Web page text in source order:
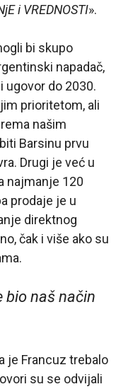
i VREDNOSTI».
bi skupo
napadač,
ugovor do 2030.
prioritetom, ali
našim
Barsinu prvu
Drugi je već u
najmanje 120
prodaje je u
direktnog
čak i više ako su
bio naš način
je Francuz trebalo
su se odvijali